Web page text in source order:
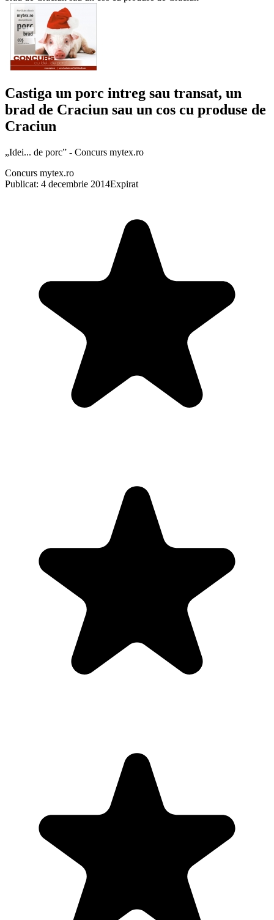
Castiga un porc intreg sau transat, un
brad de Craciun sau un cos cu produse de
Craciun
„Idei... de porc” - Concurs mytex.ro
Concurs mytex.ro
Publicat: 4 decembrie 2014Expirat